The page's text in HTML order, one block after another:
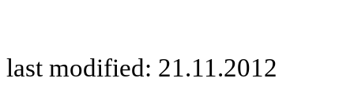
last modified: 21.11.2012